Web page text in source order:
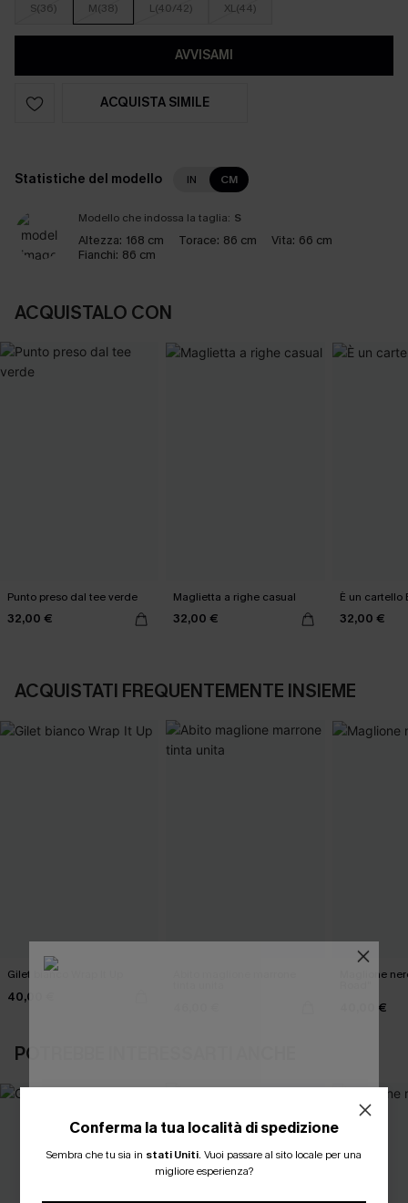
S(36) M(38) L(40/42) XL(44)
AVVISAMI
ACQUISTA SIMILE
Statistiche del modello IN CM
Modello che indossa la taglia: S
Altezza: 168 cm Torace: 86 cm Vita: 66 cm
Fianchi: 86 cm
ACQUISTALO CON
Punto preso dal tee verde
32,00 €
Maglietta a righe casual
32,00 €
È un cartello
32,00 €
ACQUISTATI FREQUENTEMENTE INSIEME
Gilet bianco Wrap It Up
40,00 €
Maglione
40,00 €
POTREBBE INTERESSARTI ANCHE
Conferma la tua località di spedizione
Sembra che tu sia in stati Uniti. Vuoi passare al sito locale per una
migliore esperienza?
ISCRIVITI PER OTTENERE